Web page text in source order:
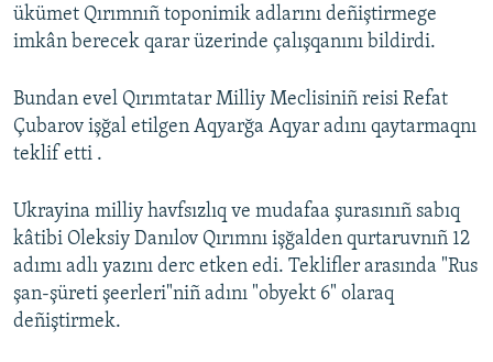
ükümet Qırımnıñ toponimik adlarını deñiştirmege
imkân berecek qarar üzerinde çalışqanını bildirdi.
Bundan evel Qırımtatar Milliy Meclisiniñ reisi Refat
Çubarov işğal etilgen Aqyarğa Aqyar adını qaytarmaqnı
teklif etti .
Ukrayina milliy havfsızlıq ve mudafaa şurasınıñ sabıq
kâtibi Oleksiy Danılov Qırımnı işğalden qurtaruvnıñ 12
adımı adlı yazını derc etken edi. Teklifler arasında "Rus
şan-şüreti şeerleri"niñ adını "obyekt 6" olaraq
deñiştirmek.